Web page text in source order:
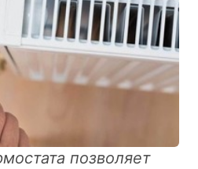
позволяет